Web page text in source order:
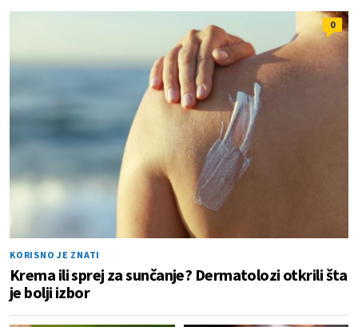
0
KORISNO JE ZNATI
Krema ili sprej za sunčanje? Dermatolozi otkrili šta
je bolji izbor